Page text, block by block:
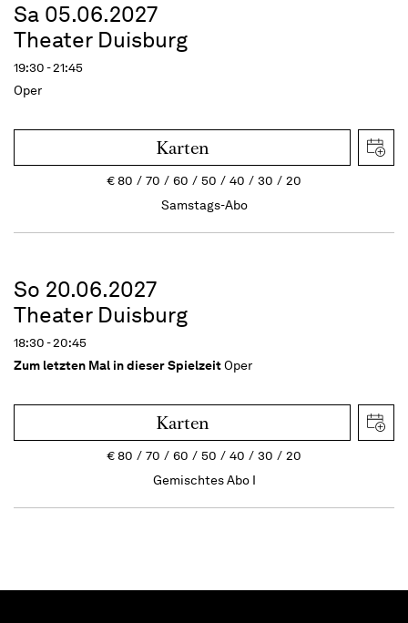
Sa 05.06.2027
Theater Duisburg
19:30 - 21:45
Oper
Karten
€80 70 60 50 40 30
20
Samstags-Abo
So 20.06.2027
Theater Duisburg
18:30 - 20:45
Zum letzten Mal in dieser SpielzeitOper
Karten
€80 70 60 50 40 30
20
Gemischtes Abo I